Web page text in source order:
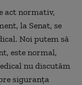
act normativ,
la Senat, se
Noi putem să
este normal,
nu discutăm
siguranța